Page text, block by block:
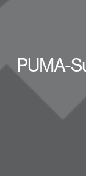
PUMA-